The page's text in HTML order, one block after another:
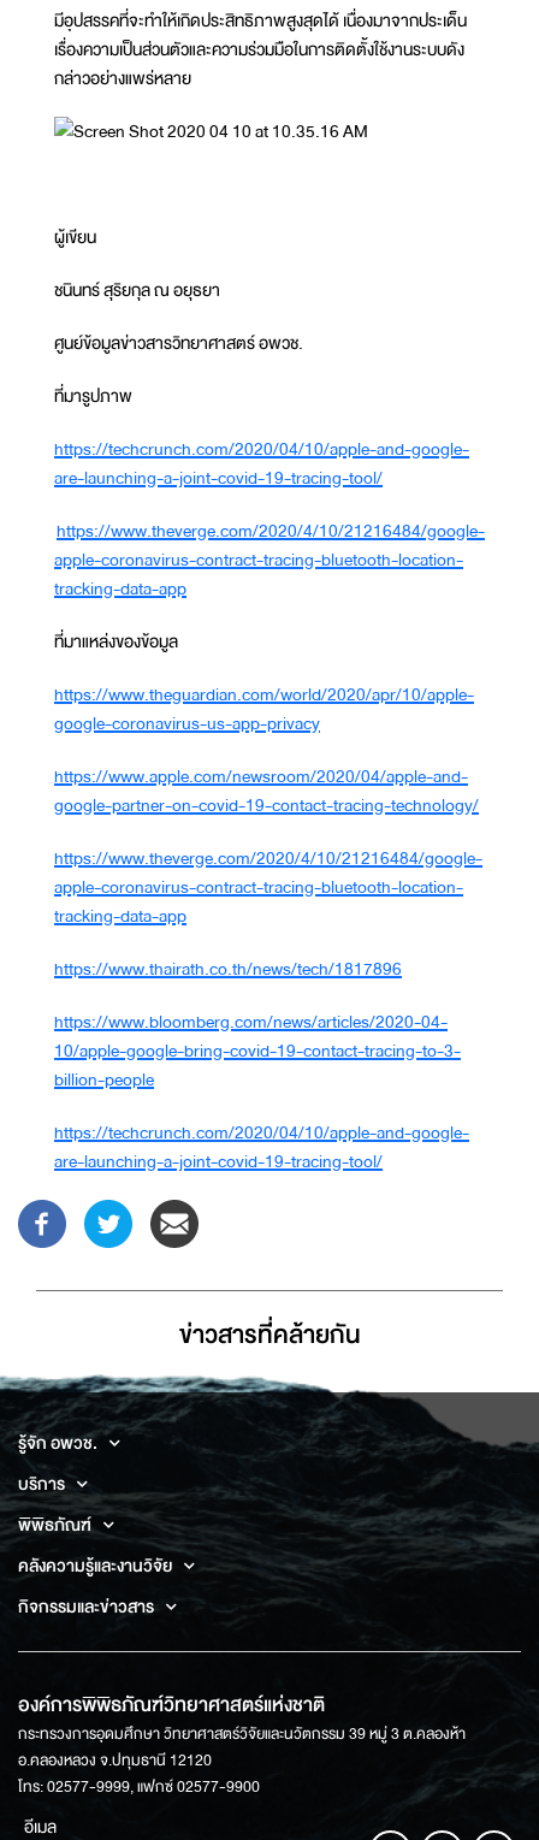
มีอุปสรรคที่จะทำให้เกิดประสิทธิภาพสูงสุดได้ เนื่องมาจากประเด็น
เรื่องความเป็นส่วนตัวและความร่วมมือในการติดตั้งใช้งานระบบดัง
กล่าวอย่างแพร่หลาย
ผู้เขียน
ชนินทร์ สุริยกุล ณ อยุธยา
ศูนย์ข้อมูลข่าวสารวิทยาศาสตร์ อพวช.
ที่มารูปภาพ
https://techcrunch.com/2020/04/10/apple-and-google-
are-launching-a-joint-covid-19-tracing-tool/
https://www.theverge.com/2020/4/10/21216484/google-
apple-coronavirus-contract-tracing-bluetooth-location-
tracking-data-app
ที่มาแหล่งของข้อมูล
https://www.theguardian.com/world/2020/apr/10/apple-
google-coronavirus-us-app-privacy
https://www.apple.com/newsroom/2020/04/apple-and-
google-partner-on-covid-19-contact-tracing-technology/
https://www.theverge.com/2020/4/10/21216484/google-
apple-coronavirus-contract-tracing-bluetooth-location-
tracking-data-app
https://www.thairath.co.th/news/tech/1817896
https://www.bloomberg.com/news/articles/2020-04-
10/apple-google-bring-covid-19-contact-tracing-to-3-
billion-people
https://techcrunch.com/2020/04/10/apple-and-google-
are-launching-a-joint-covid-19-tracing-tool/
ข่าวสารที่่คล้ายกัน
รู้จัก อพวช.
บริการ
พิพิธภัณฑ์
คลังความรู้และงานวิจัย
กิจกรรมและข่าวสาร
องค์การพิพิธภัณฑ์วิทยาศาสตร์แห่งชาติ
กระทรวงการอุดมศึกษา วิทยาศาสตร์วิจัยและนวัตกรรม 39 หมู่ 3 ต.คลองห้า
อ.คลองหลวง จ.ปทุมธานี 12120
โทร: 02577-9999, แฟกซ์ 02577-9900
อีเมล